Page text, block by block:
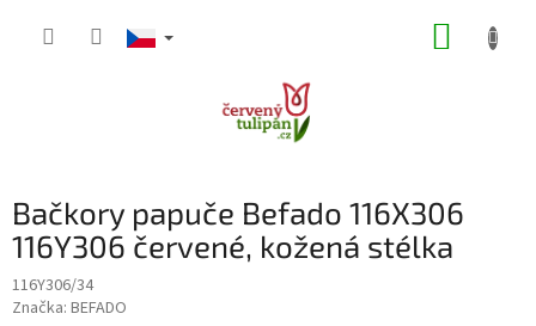
Bačkory papuče Befado 116X306
116Y306 červené, kožená stélka
116Y306/34
Značka: BEFADO